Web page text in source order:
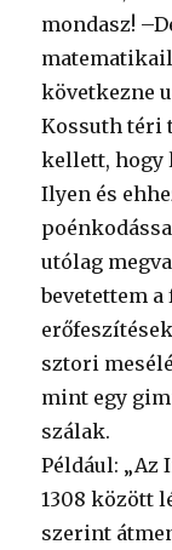
mondasz!
következne
Kossuth téri
kellett, hogy
Ilyen és
utólag
bevetettem
sztori
mint egy
szálak.
Például: „Az
1308 között
szerint